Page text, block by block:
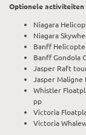
Optionele
Niagara
Niagara
Banff
Banff Gondola
Jasper Raft
Jasper Maligne
Whistler
pp
Victoria
Victoria